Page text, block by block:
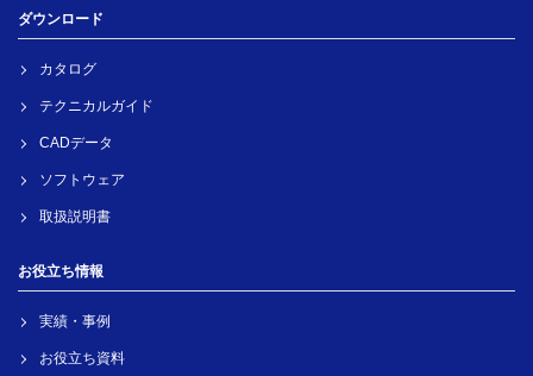
ダウンロード
カタログ
テクニカルガイド
CADデータ
ソフトウェア
取扱説明書
お役立ち情報
実績・事例
お役立ち資料